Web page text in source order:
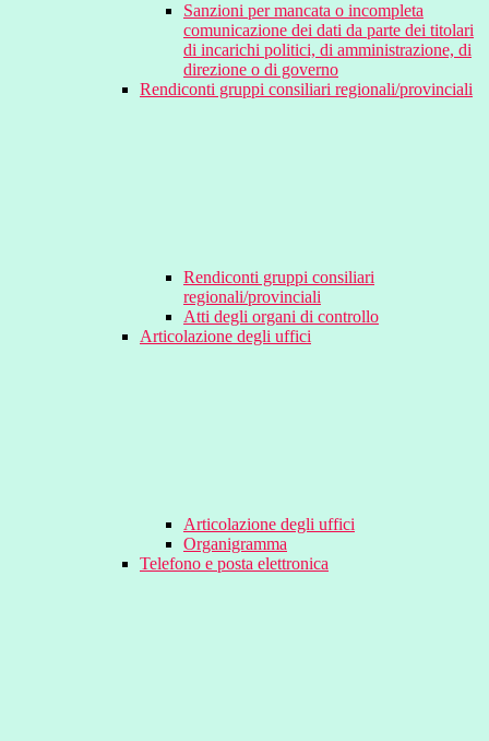
Sanzioni per mancata o incompleta
comunicazione dei dati da parte dei titolari
di incarichi politici, di amministrazione, di
direzione o di governo
Rendiconti gruppi consiliari regionali/provinciali
Rendiconti gruppi consiliari
regionali/provinciali
Atti degli organi di controllo
Articolazione degli uffici
Articolazione degli uffici
Organigramma
Telefono e posta elettronica